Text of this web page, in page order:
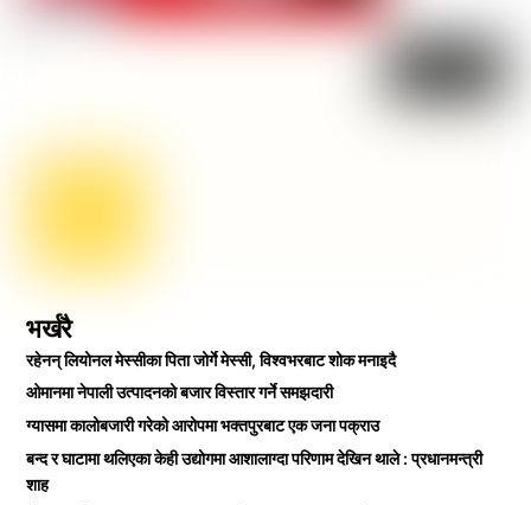
भर्खरै
रहेनन् लियोनल मेस्सीका पिता जोर्गे मेस्सी, विश्वभरबाट शोक मनाइदै
ओमानमा नेपाली उत्पादनको बजार विस्तार गर्ने समझदारी
ग्यासमा कालोबजारी गरेको आरोपमा भक्तपुरबाट एक जना पक्राउ
बन्द र घाटामा थलिएका केही उद्योगमा आशालाग्दा परिणाम देखिन थाले : प्रधानमन्त्री
शाह